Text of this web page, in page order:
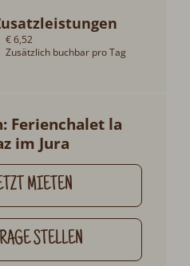
€ 6,52
Zusätzlich buchbar pro Tag
la Frêtaz
Jura
MIETEN
STELLEN